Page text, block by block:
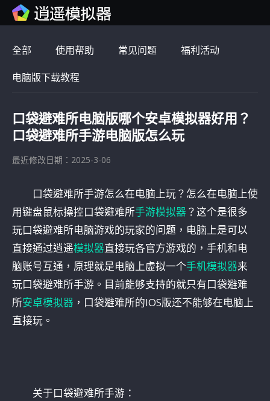
全部 使用帮助 常见问题 福利活动
电脑版下载教程
口袋避难所电脑版哪个安卓模拟器好用？
口袋避难所手游电脑版怎么玩
最近修改日期：2025-3-06
口袋避难所手游怎么在电脑上玩？怎么在电脑上使
用键盘鼠标操控口袋避难所手游模拟器 ？这个是很多
玩口袋避难所电脑游戏的玩家的问题，电脑上是可以
直接通过逍遥模拟器直接玩各官方游戏的，手机和电
脑账号互通，原理就是电脑上虚拟一个手机模拟器来
玩口袋避难所手游。目前能够支持的就只有口袋避难
所安卓模拟器 ，口袋避难所的IOS版还不能够在电脑上
直接玩。
关于口袋避难所手游：